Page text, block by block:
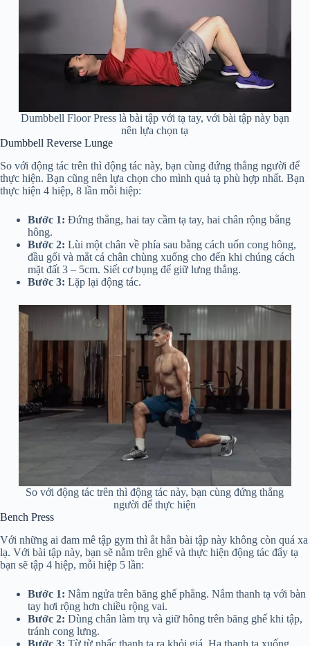
Dumbbell Floor Press là bài tập với tạ tay, với bài tập này bạn
nên lựa chọn tạ
Dumbbell Reverse Lunge
So với động tác trên thì động tác này, bạn cùng đứng thẳng người để
thực hiện. Bạn cũng nên lựa chọn cho mình quả tạ phù hợp nhất. Bạn
thực hiện 4 hiệp, 8 lần mỗi hiệp:
Bước 1: Đứng thẳng, hai tay cầm tạ tay, hai chân rộng bằng
hông.
Bước 2: Lùi một chân về phía sau bằng cách uốn cong hông,
đầu gối và mắt cá chân chùng xuống cho đến khi chúng cách
mặt đất 3 – 5cm. Siết cơ bụng để giữ lưng thẳng.
Bước 3: Lặp lại động tác.
So với động tác trên thì động tác này, bạn cùng đứng thẳng
người để thực hiện
Bench Press
Với những ai đam mê tập gym thì ắt hẳn bài tập này không còn quá xa
lạ. Với bài tập này, bạn sẽ nằm trên ghế và thực hiện động tác đẩy tạ
bạn sẽ tập 4 hiệp, mỗi hiệp 5 lần:
Bước 1: Nằm ngửa trên băng ghế phẳng. Nắm thanh tạ với bàn
tay hơi rộng hơn chiều rộng vai.
Bước 2: Dùng chân làm trụ và giữ hông trên băng ghế khi tập,
tránh cong lưng.